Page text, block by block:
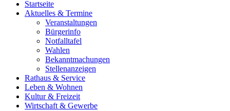
Startseite
Aktuelles & Termine
Veranstaltungen
Bürgerinfo
Notfalltafel
Wahlen
Bekanntmachungen
Stellenanzeigen
Rathaus & Service
Leben & Wohnen
Kultur & Freizeit
Wirtschaft & Gewerbe